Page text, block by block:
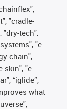
"cradle-
"dry-tech",
"e-
chain",
skin", "e-
“iglide”,
what